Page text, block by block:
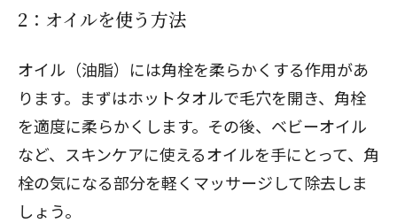
2：オイルを使う方法
オイル（油脂）には角栓を柔らかくする作用があ
ります。まずはホットタオルで毛穴を開き、角栓
を適度に柔らかくします。その後、ベビーオイル
など、スキンケアに使えるオイルを手にとって、角
栓の気になる部分を軽くマッサージして除去しま
しょう。